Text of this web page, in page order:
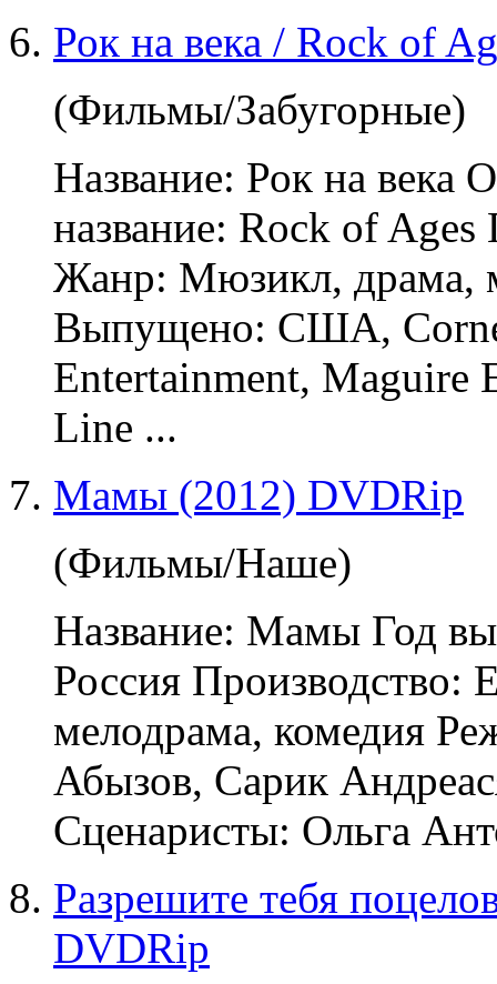
Рок на века / Rock of
(Фильмы/Забугорные)
Название: Рок на века
название: Rock of
Жанр: Мюзикл, драма,
Выпущено: США,
Entertainment, Maguire
Line ...
Мамы (2012) DVDRip
(Фильмы/Наше)
Название: Мамы Год
Россия
мелодрама, комедия
Абызов, Сарик
Сценаристы: Ольга
Разрешите тебя
DVDRip